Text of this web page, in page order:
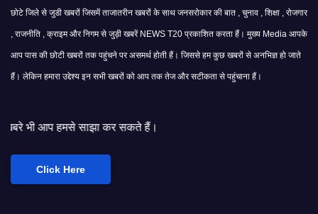
छोटे जिले से जुडी खबरों जिसमें ताजातरीन खबरों के साथ जनसरोकार की बात , चुनाव , शिक्षा , रोजगार
, राजनीति , क्राइम और निगम से जुड़ी खबरें NEWS T20 प्रकाशित करता हैं। मुख्य Media आपके
आप पास की छोटी खबरों तक पहुंचने पर असमर्थ होती हैं। जिससे हम कुछ खबरों से अनभिज्ञ हो जाते
हैं। लेकिन हमारा उद्देश्य इन सभी खबरों को आप तक तेज और सटीकता से पहुंचाना हैं।
कर सकते हैं।
Click Here